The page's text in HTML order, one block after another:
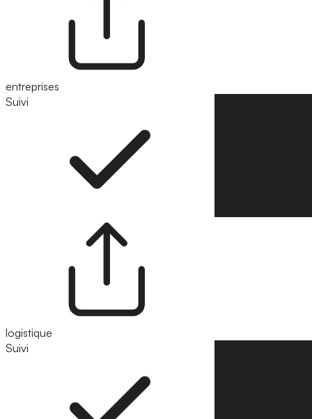
entreprises
Suivi
logistique
Suivi